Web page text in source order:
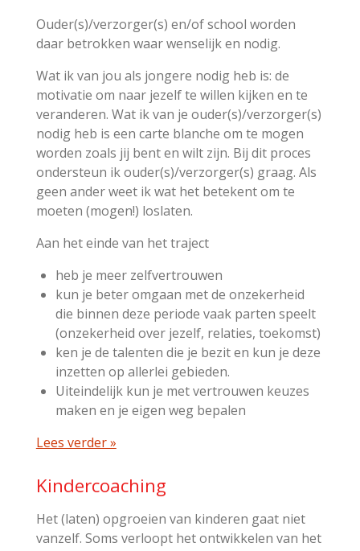
Ouder(s)/verzorger(s) en/of school worden
daar betrokken waar wenselijk en nodig.
Wat ik van jou als jongere nodig heb is: de
motivatie om naar jezelf te willen kijken en te
veranderen. Wat ik van je ouder(s)/verzorger(s)
nodig heb is een carte blanche om te mogen
worden zoals jij bent en wilt zijn. Bij dit proces
ondersteun ik ouder(s)/verzorger(s) graag. Als
geen ander weet ik wat het betekent om te
moeten (mogen!) loslaten.
Aan het einde van het traject
heb je meer zelfvertrouwen
kun je beter omgaan met de onzekerheid
die binnen deze periode vaak parten speelt
(onzekerheid over jezelf, relaties, toekomst)
ken je de talenten die je bezit en kun je deze
inzetten op allerlei gebieden.
Uiteindelijk kun je met vertrouwen keuzes
maken en je eigen weg bepalen
Lees verder »
Kindercoaching
Het (laten) opgroeien van kinderen gaat niet
vanzelf. Soms verloopt het ontwikkelen van het